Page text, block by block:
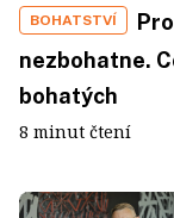
BOHATSTVÍ
nezbohatne.
bohatých
8 minut čtení